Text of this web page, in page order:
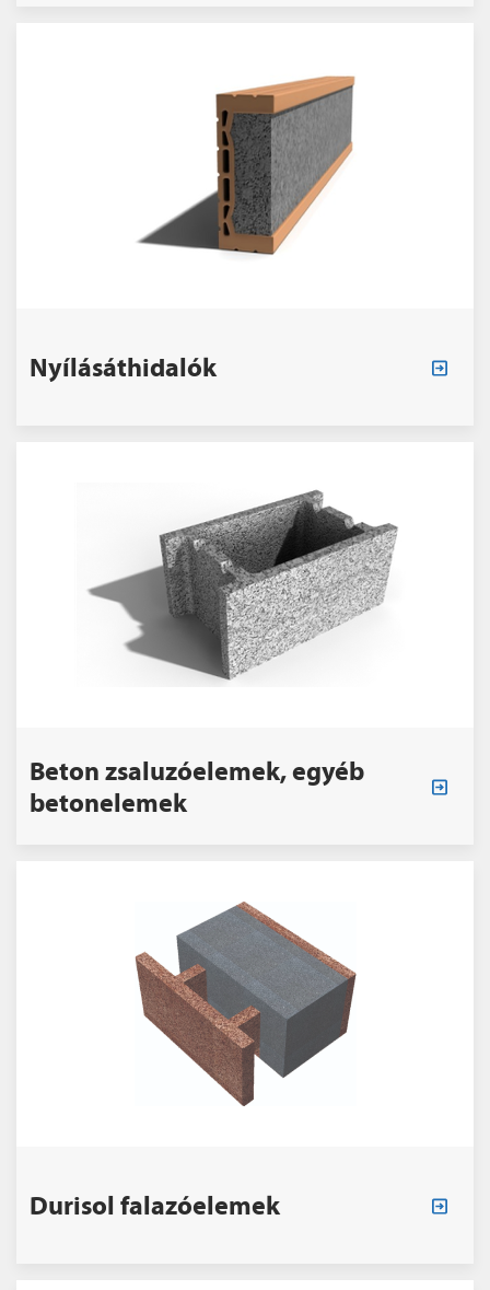
Nyílásáthidalók
Beton zsaluzóelemek, egyéb
betonelemek
Durisol falazóelemek